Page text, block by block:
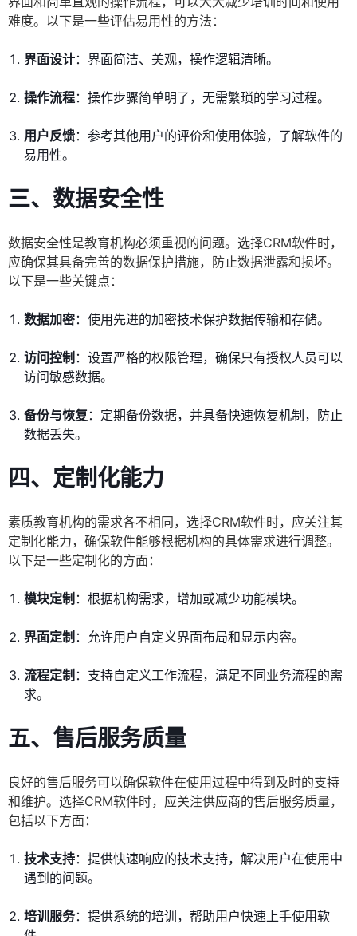
难度。以下是一些评估易用性的方法：
界面设计：界面简洁、美观，操作逻辑清晰。
操作流程：操作步骤简单明了，无需繁琐的学习过程。
用户反馈：参考其他用户的评价和使用体验，了解软件的
易用性。
三、数据安全性
数据安全性是教育机构必须重视的问题。选择CRM软件时，
应确保其具备完善的数据保护措施，防止数据泄露和损坏。
以下是一些关键点：
数据加密：使用先进的加密技术保护数据传输和存储。
访问控制 ：设置严格的权限管理，确保只有授权人员可以
访问敏感数据。
备份与恢复 ：定期备份数据，并具备快速恢复机制，防止
数据丢失。
四、定制化能力
素质教育机构的需求各不相同，选择CRM软件时，应关注其
定制化能力，确保软件能够根据机构的具体需求进行调整。
以下是一些定制化的方面：
模块定制 ：根据机构需求，增加或减少功能模块。
界面定制 ：允许用户自定义界面布局和显示内容。
流程定制 ：支持自定义工作流程，满足不同业务流程的需
求。
五、售后服务质量
良好的售后服务可以确保软件在使用过程中得到及时的支持
和维护。选择CRM软件时，应关注供应商的售后服务质量，
包括以下方面：
技术支持：提供快速响应的技术支持，解决用户在使用中
遇到的问题。
培训服务：提供系统的培训，帮助用户快速上手使用软